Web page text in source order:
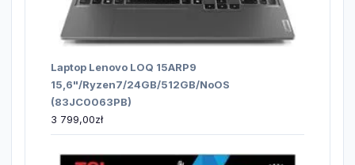
Laptop Lenovo LOQ 15ARP9
15,6"/Ryzen7/24GB/512GB/NoOS
(83JC0063PB)
3 799,00zł